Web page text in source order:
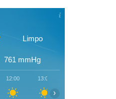
Limpo
761 mmHg
12:00 13:00
›